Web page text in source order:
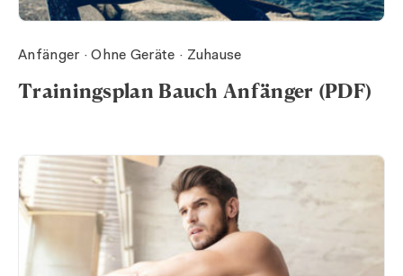
Trainingsplan Bauch Anfänger (PDF)
Anfänger · Ohne Geräte · Zuhause